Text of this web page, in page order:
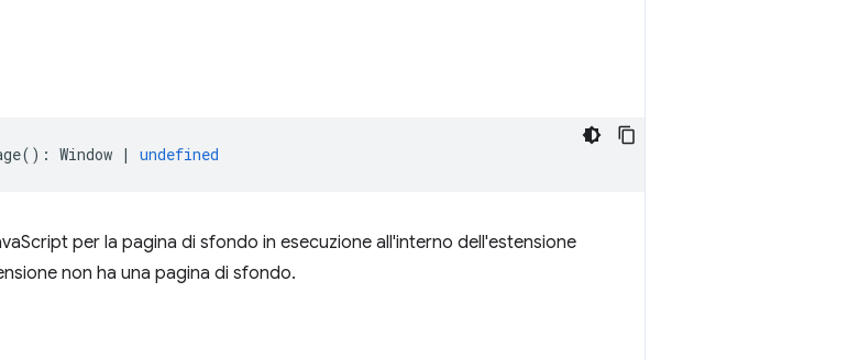
() : Window | undefined
per la pagina di sfondo in esecuzione all'interno dell'estensione
non ha una pagina di sfondo.